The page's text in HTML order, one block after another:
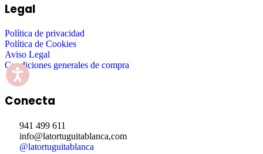
Legal
Política de privacidad
Política de Cookies
Aviso Legal
Condiciones generales de compra
Conecta
941 499 611
info@latortuguitablanca,com
@latortuguitablanca